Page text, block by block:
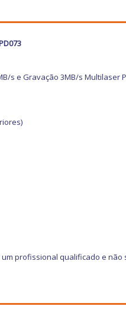
s e Gravação 3MB/s Multilaser
profissional qualificado e